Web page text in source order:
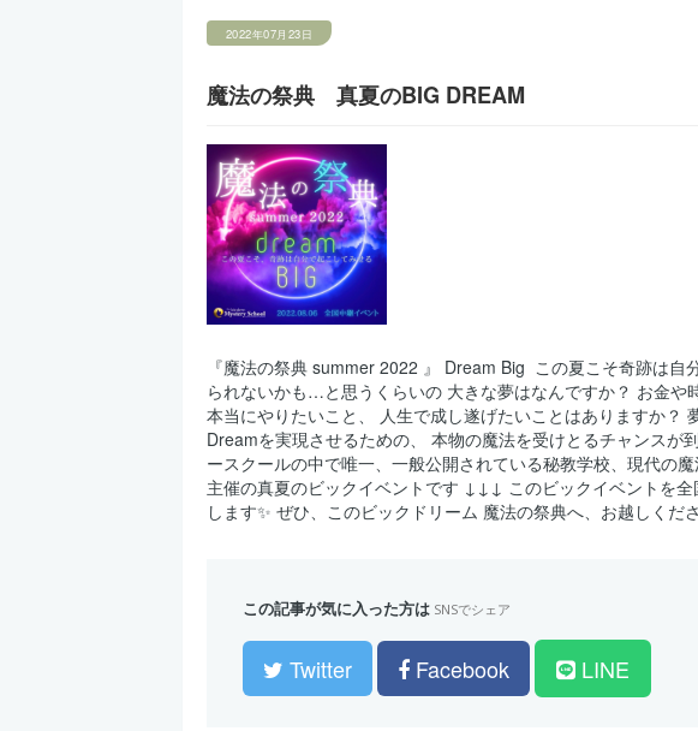
2022年07月23日
魔法の祭典 真夏のBIG DREAM
『魔法の祭典 summer 2022 』 Dream Big この夏こそ奇跡は自
られないかも…と思うくらいの 大きな夢はなんですか？ お金
本当にやりたいこと、 人生で成し遂げたいことはありますか？
Dreamを実現させるための、 本物の魔法を受けとるチャンスが
ースクールの中で唯一、一般公開されている秘教学校、現代の
主催の真夏のビックイベントです ↓↓↓ このビックイベントを
します✨ ぜひ、このビックドリーム 魔法の祭典へ、お越しくだ
この記事が気に入った方は SNSでシェア
Twitter Facebook LINE